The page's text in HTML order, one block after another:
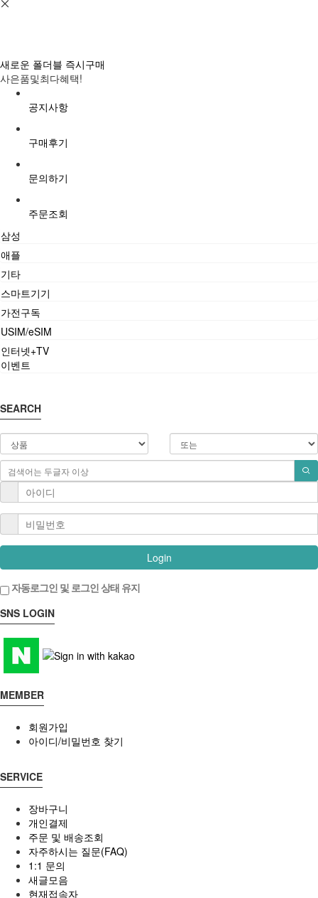
새로운 폴더블 즉시구매
사은품및최다혜택!
공지사항
구매후기
문의하기
주문조회
삼성
애플
기타
스마트기기
가전구독
USIM/eSIM
인터넷+TV
이벤트
SEARCH
Login
자동로그인 및 로그인 상태 유지
SNS LOGIN
MEMBER
회원가입
아이디/비밀번호 찾기
SERVICE
장바구니
개인결제
주문 및 배송조회
자주하시는 질문(FAQ)
1:1 문의
새글모음
현재접속자